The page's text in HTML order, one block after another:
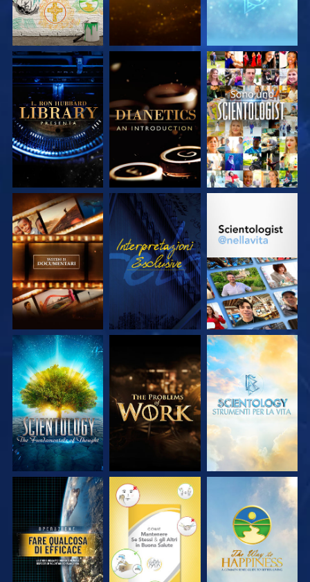
ESPLORA LE
SERIE
ESPLORA LE
SERIE
GUARDA
ESPLORA LE
SERIE
GUARDA
ESPLORA LE
ESPLORA LE
SERIE
ESPLORA LE
SERIE
ESPLORA LE
SERIE
GUARDA GUARDA GUARDA